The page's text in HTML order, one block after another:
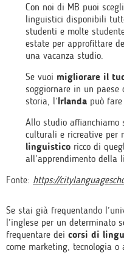
Con noi di MB puoi
linguistici disponibili
studenti e molte
estate per approfittare
una vacanza studio.
Se vuoi migliorare il
soggiornare in un paese
storia, l’Irlandapuò fare
Allo studio affianchiamo
culturali e ricreative per
linguisticoricco di
all’apprendimento della
Fonte: https://
Se stai già frequentando
l’inglese per un determinato
frequentare dei corsi di
come marketing, tecnologia o